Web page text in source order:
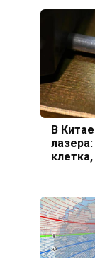
В